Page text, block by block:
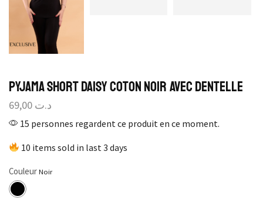
Pyjama Short Daisy Coton Noir avec Dentelle
د.ت
15 personnes regardent ce produit en ce moment.
10 items sold in last 3 days
Couleur